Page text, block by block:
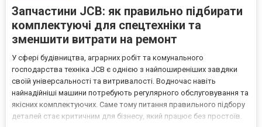
Запчастини JCB: як правильно підбирати
комплектуючі для спецтехніки та
зменшити витрати на ремонт
У сфері будівництва, аграрних робіт та комунального
господарства техніка JCB є однією з найпоширеніших завдяки
своїй універсальності та витривалості. Водночас навіть
найнадійніші машини потребують регулярного обслуговування та
якісних комплектуючих. Саме тому питання правильного підбору
деталей стає критичним для бізнесу, який працює без простоїв.